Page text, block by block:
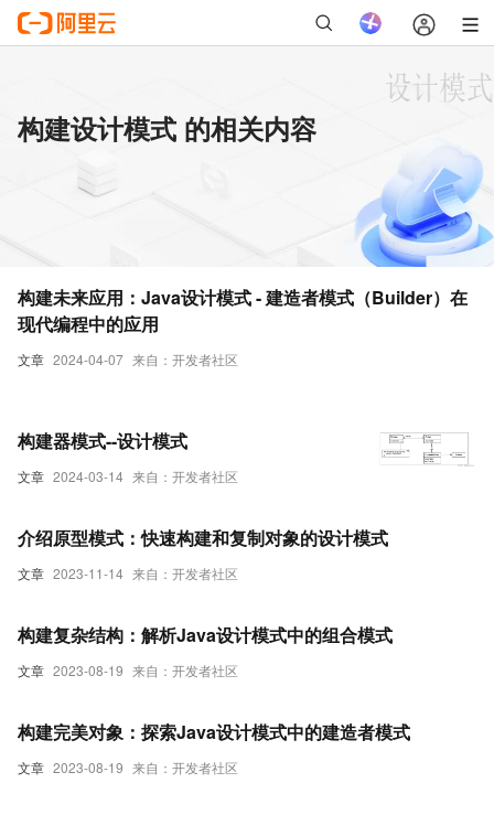
构建设计模式 的相关内容
文章 2024-04-07 来自：开发者社区
构建未来应用：Java设计模式 - 建造者模式（Builder）在
现代编程中的应用
文章 2024-03-14 来自：开发者社区
构建器模式--设计模式
文章 2023-11-14 来自：开发者社区
介绍原型模式：快速构建和复制对象的设计模式
文章 2023-08-19 来自：开发者社区
构建复杂结构：解析Java设计模式中的组合模式
文章 2023-08-19 来自：开发者社区
构建完美对象：探索Java设计模式中的建造者模式